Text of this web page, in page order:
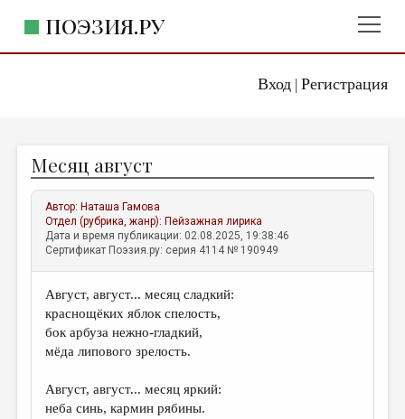
Вход| Регистрация
ПОЭЗИЯ.РУ
ЖАНРЫ
АВТОРЫ
КОММЕНТАРИИ
ЛИТСАЛОН
НОВОСТИ
ПРАВИЛА САЙТА
ИЗБРАННОЕ
Месяц август
Автор: Наташа Гамова
Отдел (рубрика, жанр): Пейзажная лирика
Дата и время публикации: 02.08.2025, 19:38:46
Сертификат Поэзия.ру: серия 4114 № 190949
Август, август... месяц сладкий:
краснощёких яблок спелость,
бок арбуза нежно-гладкий,
мёда липового зрелость.
Август, август... месяц яркий:
неба синь, кармин рябины.